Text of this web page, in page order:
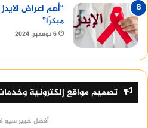
“أهم اعراض
مبكرًا”
6 نوفمبر، 2024
تصميم مواقع إلكترونية
أفضل خبير سيو